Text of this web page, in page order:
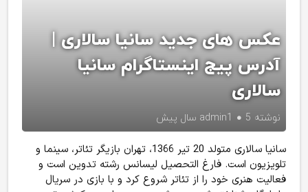
عکس های جدید سانیا سالاری |
آدرس پیج اینستاگرام سانیا
سالاری
نوشته admin1 5 سال پیش
سانیا سالاری متولد 20 تیر 1366، تهران بازیگر تئاتر، سینما و
تلویزیون است. فارغ التحصیل لیسانس رشته تدوین است و
فعالیت هنری خود را از تئاتر شروع کرد و با بازی در سریال